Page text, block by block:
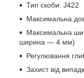
Тип скоби: J422
Максимальна
Максимальна
ширина — 4 мм)
Регулювання
Захист від